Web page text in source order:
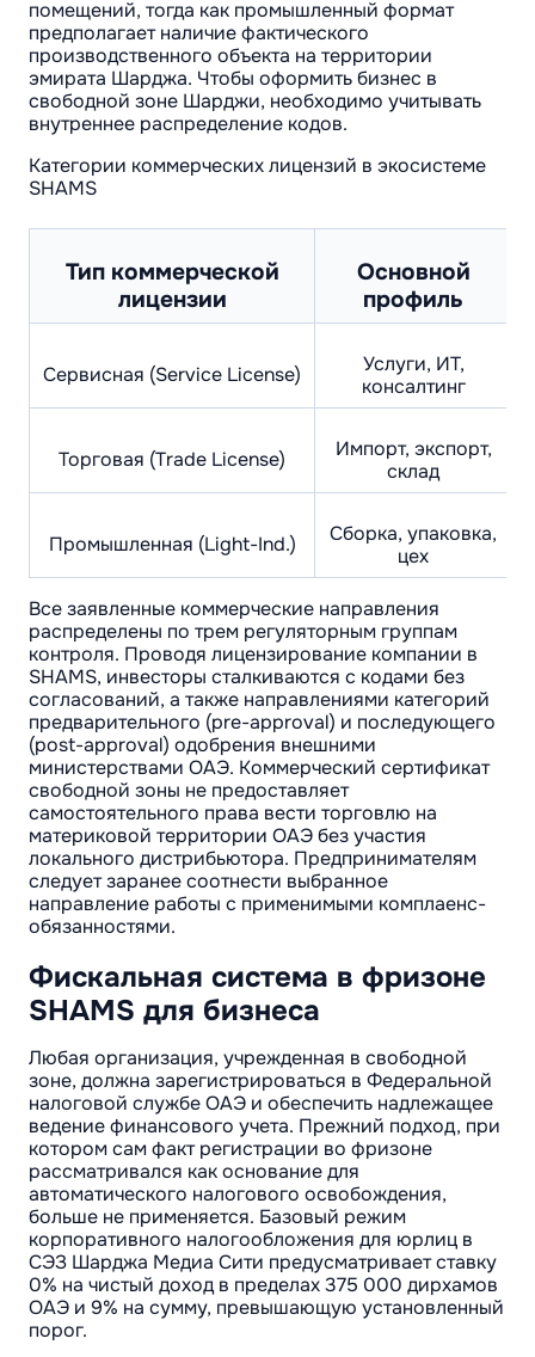
помещений, тогда как промышленный формат
предполагает наличие фактического
производственного объекта на территории
эмирата Шарджа. Чтобы оформить бизнес в
свободной зоне Шарджи, необходимо учитывать
внутреннее распределение кодов.
Категории коммерческих лицензий в экосистеме
SHAMS
Тип коммерческой
лицензии
Основной
профиль
Сервисная (Service License)
Услуги, ИТ,
консалтинг
Торговая (Trade License)
Импорт, экспорт,
склад
Промышленная (Light-Ind.)
Сборка, упаковка,
цех
Все заявленные коммерческие направления
распределены по трем регуляторным группам
контроля. Проводя лицензирование компании в
SHAMS, инвесторы сталкиваются с кодами без
согласований, а также направлениями категорий
предварительного (pre-approval) и последующего
(post-approval) одобрения внешними
министерствами ОАЭ. Коммерческий сертификат
свободной зоны не предоставляет
самостоятельного права вести торговлю на
материковой территории ОАЭ без участия
локального дистрибьютора. Предпринимателям
следует заранее соотнести выбранное
направление работы с применимыми комплаенс-
обязанностями.
Фискальная система в фризоне
SHAMS для бизнеса
Любая организация, учрежденная в свободной
зоне, должна зарегистрироваться в Федеральной
налоговой службе ОАЭ и обеспечить надлежащее
ведение финансового учета. Прежний подход, при
котором сам факт регистрации во фризоне
рассматривался как основание для
автоматического налогового освобождения,
больше не применяется. Базовый режим
корпоративного налогообложения для юрлиц в
СЭЗ Шарджа Медиа Сити предусматривает ставку
0% на чистый доход в пределах 375 000 дирхамов
ОАЭ и 9% на сумму, превышающую установленный
порог.